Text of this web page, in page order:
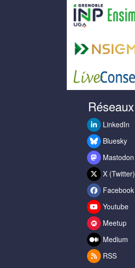
Réseaux
LinkedIn
Bluesky
Mastodon
X (Twitter)
Facebook
Youtube
Meetup
Medium
RSS